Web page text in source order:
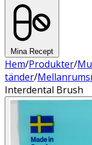
Mina Recept
Hem/Produkter/
tänder/
Interdental Brush